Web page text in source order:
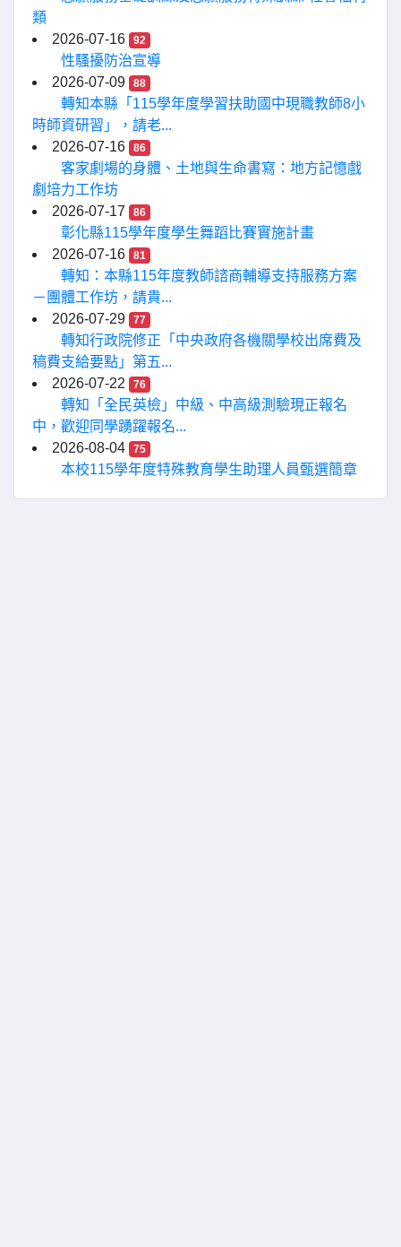
類
2026-07-16
92
性騷擾防治宣導
2026-07-09
88
轉知本縣「115學年度學習扶助國中現職教師8小
時師資研習」，請老...
2026-07-16
86
客家劇場的身體、土地與生命書寫：地方記憶戲
劇培力工作坊
2026-07-17
86
彰化縣115學年度學生舞蹈比賽實施計畫
2026-07-16
81
轉知：本縣115年度教師諮商輔導支持服務方案
－團體工作坊，請貴...
2026-07-29
77
轉知行政院修正「中央政府各機關學校出席費及
稿費支給要點」第五...
2026-07-22
76
轉知「全民英檢」中級、中高級測驗現正報名
中，歡迎同學踴躍報名...
2026-08-04
75
本校115學年度特殊教育學生助理人員甄選簡章